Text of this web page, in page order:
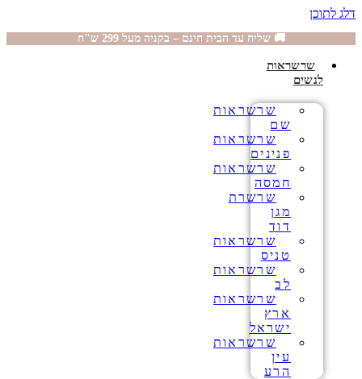
דלג לתוכן
🚚 שליח עד הבית חינם – בקניה מעל 299 ש"ח
שרשראות
לנשים
שרשראות
שם
שרשראות
פנינים
שרשראות
חמסה
שרשרת
מגן
דוד
שרשראות
טניס
שרשראות
לב
שרשראות
ארץ
ישראל
שרשראות
עין
הרע